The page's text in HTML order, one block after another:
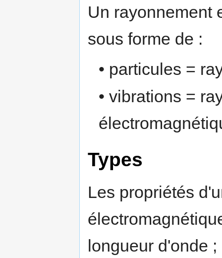
Un rayonnement
sous forme de :
• particules =
• vibrations =
Types
Les propriétés
longueur d'onde